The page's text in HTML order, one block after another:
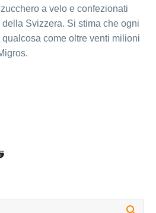
a velo e confezionati
Svizzera. Si stima che ogni
come oltre venti milioni